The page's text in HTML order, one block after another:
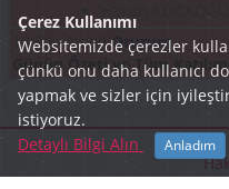
18:50 - 19:00Oturum
Günün Özeti ve Tüm
Çerez Kullanımı
Websitemizde çerezler
çünkü onu daha kullanıcı
yapmak ve sizler için
istiyoruz.
Detaylı Bilgi Alın
Anladım